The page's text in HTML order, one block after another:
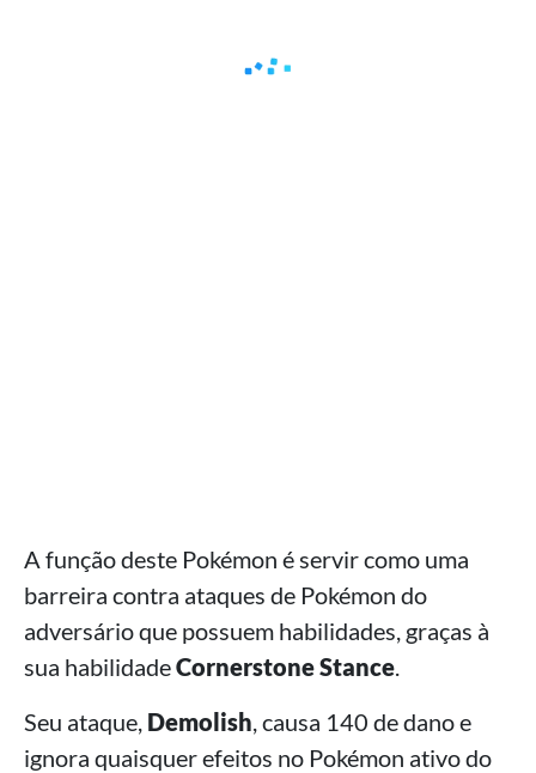
A função deste Pokémon é servir como uma
barreira contra ataques de Pokémon do
adversário que possuem habilidades, graças à
sua habilidadeCornerstone Stance.
Seu ataque, Demolish, causa 140 de dano e
ignora quaisquer efeitos no Pokémon ativo do